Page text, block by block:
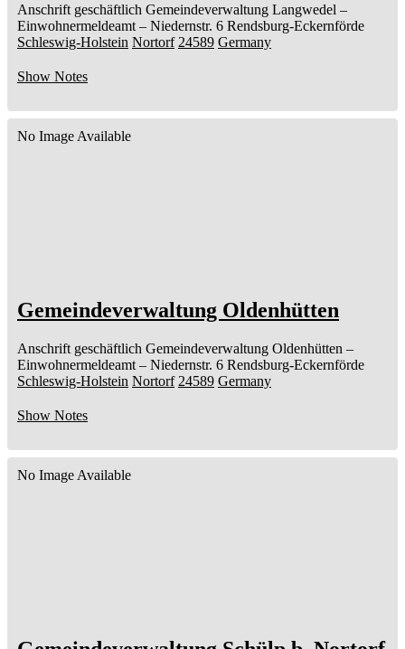
Anschrift geschäftlich Gemeindeverwaltung Langwedel –
Einwohnermeldeamt – Niedernstr. 6 Rendsburg-Eckernförde
Schleswig-Holstein Nortorf 24589 Germany
Show Notes
No Image Available
Gemeindeverwaltung Oldenhütten
Anschrift geschäftlich Gemeindeverwaltung Oldenhütten –
Einwohnermeldeamt – Niedernstr. 6 Rendsburg-Eckernförde
Schleswig-Holstein Nortorf 24589 Germany
Show Notes
No Image Available